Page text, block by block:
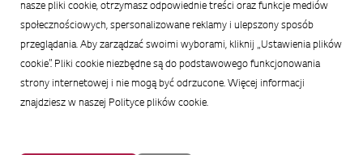
nasze pliki cookie, otrzymasz odpowiednie treści oraz funkcje mediów
społecznościowych, spersonalizowane reklamy i ulepszony sposób
przeglądania. Aby zarządzać swoimi wyborami, kliknij „Ustawienia plików
cookie”. Pliki cookie niezbędne są do podstawowego funkcjonowania
strony internetowej i nie mogą być odrzucone. Więcej informacji
znajdziesz w naszej Polityce plików cookie.